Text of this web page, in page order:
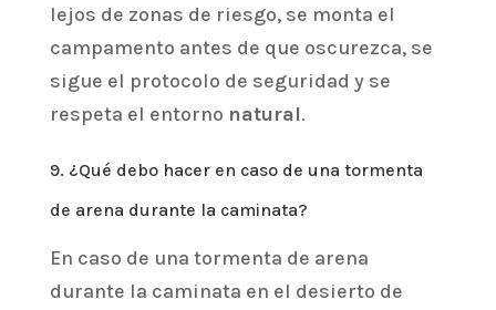
lejos de zonas de riesgo, se monta el
campamento antes de que oscurezca, se
sigue el protocolo de seguridad y se
respeta el entorno natural.
9. ¿Qué debo hacer en caso de una tormenta
de arena durante la caminata?
En caso de una tormenta de arena
durante la caminata en el desierto de